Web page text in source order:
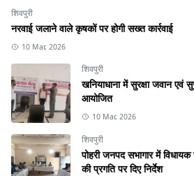
शिवपुरी
नरवाई जलाने वाले कृषकों पर होगी सख्त कार्रवाई
10 Mar, 2026
शिवपुरी
खनियाधाना में सुरक्षा जवान एवं
आयोजित
10 Mar, 2026
शिवपुरी
पोहरी जनपद सभागार में विधायक
की प्रगति पर दिए निर्देश